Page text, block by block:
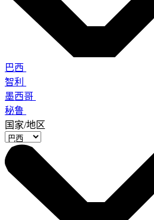
巴西
智利
墨西哥
秘鲁
国家/地区